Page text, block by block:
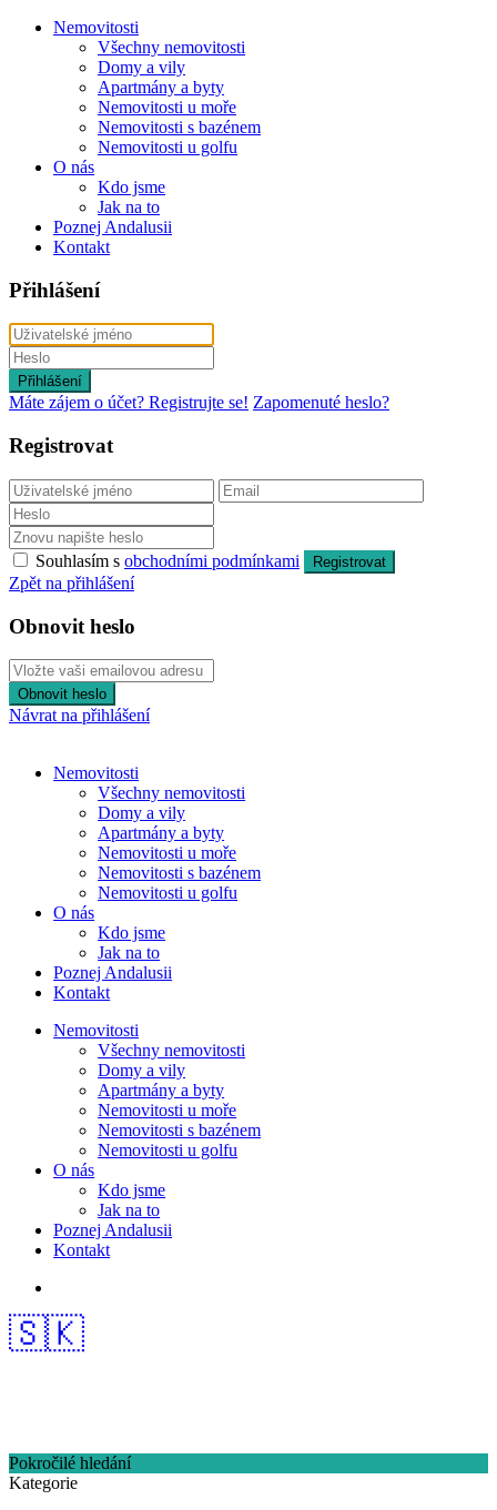
Nemovitosti
Všechny nemovitosti
Domy a vily
Apartmány a byty
Nemovitosti u moře
Nemovitosti s bazénem
Nemovitosti u golfu
O nás
Kdo jsme
Jak na to
Poznej Andalusii
Kontakt
Přihlášení
Přihlášení
Máte zájem o účet? Registrujte se! Zapomenuté heslo?
Registrovat
Souhlasím s obchodními podmínkami Registrovat
Zpět na přihlášení
Obnovit heslo
Obnovit heslo
Návrat na přihlášení
Nemovitosti
Všechny nemovitosti
Domy a vily
Apartmány a byty
Nemovitosti u moře
Nemovitosti s bazénem
Nemovitosti u golfu
O nás
Kdo jsme
Jak na to
Poznej Andalusii
Kontakt
Nemovitosti
Všechny nemovitosti
Domy a vily
Apartmány a byty
Nemovitosti u moře
Nemovitosti s bazénem
Nemovitosti u golfu
O nás
Kdo jsme
Jak na to
Poznej Andalusii
Kontakt
🇸🇰
Pokročilé hledání
Kategorie